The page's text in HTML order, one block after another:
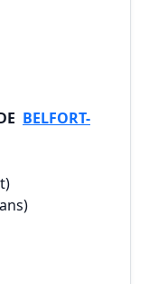
BELFORT-